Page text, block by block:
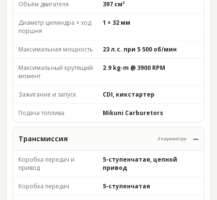
Объём двигателя 397 см³
Диаметр цилиндра × ход
поршня
1 × 32 мм
Максимальная мощность 23 л.с. при 5 500 об/мин
Максимальный крутящий
момент
2.9 kg-m @ 3900 RPM
Зажигание и запуск CDI, кикстартер
Подача топлива Mikuni Carburetors
Трансмиссия 3 параметра
Коробка передач и
привод
5-ступенчатая, цепной
привод
Коробка передач 5-ступенчатая